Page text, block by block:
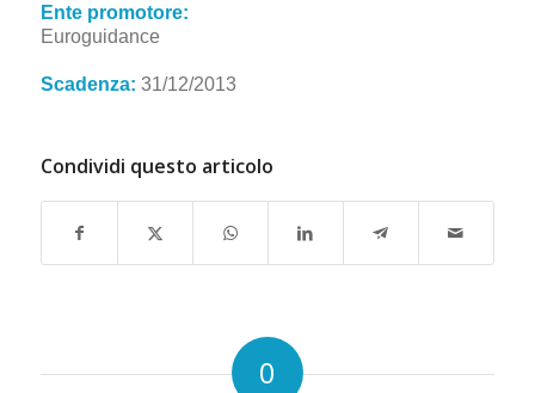
Ente promotore:
Euroguidance
Scadenza: 31/12/2013
Condividi questo articolo
0